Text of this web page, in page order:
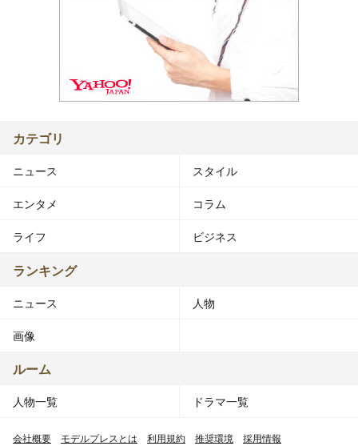
カテゴリ
ニュース スタイル
エンタメ コラム
ライフ ビジネス
ランキング
ニュース 人物
画像
ルーム
人物一覧 ドラマ一覧
会社概要 モデルプレスとは 利用規約 推奨環境 採用情報